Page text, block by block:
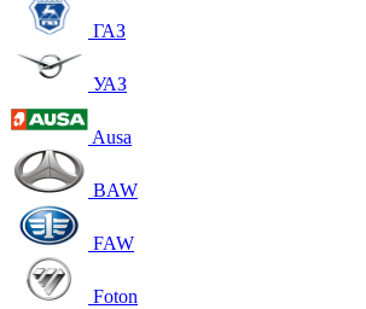
ГАЗ
УАЗ
Ausa
BAW
FAW
Foton